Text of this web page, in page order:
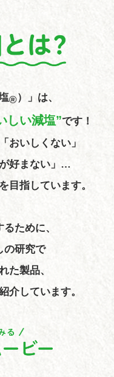
®）」は、
しい減塩”です！
おいしくない」
好まない」…
目指しています。
ために、
の研究で
た製品、
介しています。